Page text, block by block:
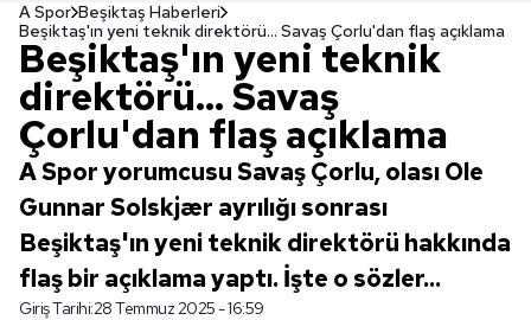
A Spor Beşiktaş Haberleri
Beşiktaş'ın yeni teknik direktörü... Savaş Çorlu'dan flaş açıklama
Beşiktaş'ın yeni teknik
direktörü... Savaş
Çorlu'dan flaş açıklama
A Spor yorumcusu Savaş Çorlu, olası Ole
Gunnar Solskjær ayrılığı sonrası
Beşiktaş'ın yeni teknik direktörü hakkında
flaş bir açıklama yaptı. İşte o sözler...
Giriş Tarihi:28 Temmuz 2025 - 16:59